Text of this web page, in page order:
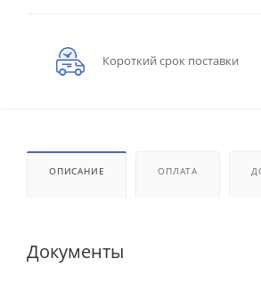
Короткий срок поставки
ОПИСАНИЕ ОПЛАТА
Документы